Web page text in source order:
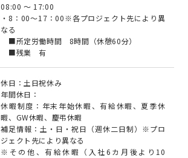
08:00 ～ 17:00
・8：00～17：00※各プロジェクト先により異
なる
■所定労働時間 8時間（休憩60分）
■残業 有
休日：土日祝休み
年間休日：
休暇制度：年末年始休暇、有給休暇、夏季休
暇、GW休暇、慶弔休暇
補足情報：土・日・祝日（週休二日制）※プロ
ジェクト先により異なる
※その他、有給休暇（入社6カ月後より10